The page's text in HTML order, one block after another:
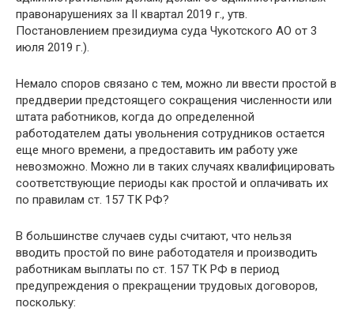
правонарушениях за II квартал 2019 г., утв.
Постановлением президиума суда Чукотского АО от 3
июля 2019 г.).
Немало споров связано с тем, можно ли ввести простой в
преддверии предстоящего сокращения численности или
штата работников, когда до определенной
работодателем даты увольнения сотрудников остается
еще много времени, а предоставить им работу уже
невозможно. Можно ли в таких случаях квалифицировать
соответствующие периоды как простой и оплачивать их
по правилам ст. 157 ТК РФ?
В большинстве случаев суды считают, что нельзя
вводить простой по вине работодателя и производить
работникам выплаты по ст. 157 ТК РФ в период
предупреждения о прекращении трудовых договоров,
поскольку: